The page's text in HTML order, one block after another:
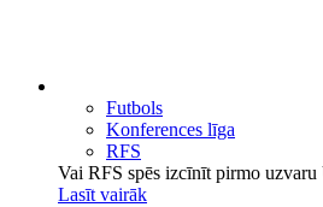
Futbols
Konferences līga
RFS
Vai RFS spēs izcīnīt pirmo
Lasīt vairāk